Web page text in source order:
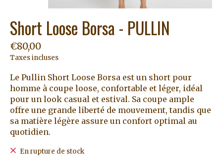
Short Loose Borsa - PULLIN
€80,00
Taxes incluses
Le Pullin Short Loose Borsa est un short pour
homme à coupe loose, confortable et léger, idéal
pour un look casual et estival. Sa coupe ample
offre une grande liberté de mouvement, tandis que
sa matière légère assure un confort optimal au
quotidien.
En rupture de stock